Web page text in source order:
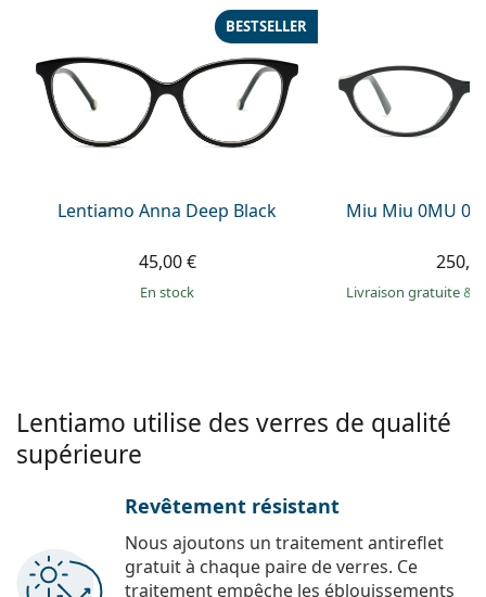
Prada
Toutes les marques
Lentiamo Anna Deep Black
BESTSELLER
45,00 €
en stock
Miu Miu 0MU
Livraison gratuite&
Lentiamo utilise des verres de qualité
supérieure
Revêtement résistant
Nous ajoutons un traitement antireflet
gratuit à chaque paire de verres. Ce
traitement empêche les éblouissements